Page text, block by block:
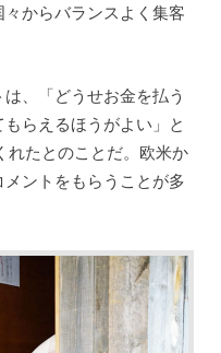
からバランスよく集客
、「どうせお金を払う
らえるほうがよい」と
たとのことだ。欧米か
ントをもらうことが多